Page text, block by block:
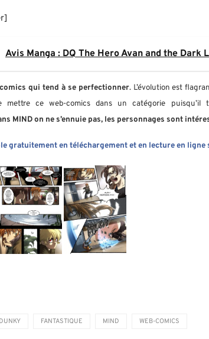
Avis Manga : DQ The Hero Avan and the Dark
qui tend à se perfectionner. L’évolution est
mettre ce web-comics dans un catégorie
MIND on ne s’ennuie pas, les personnages sont
gratuitement en téléchargement et en lecture en ligne
DUNKY FANTASTIQUE MIND WEB-COMICS